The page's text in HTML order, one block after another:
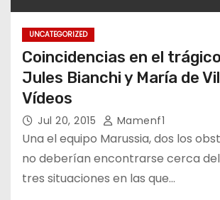
UNCATEGORIZED
Coincidencias en el
Jules Bianchi y María de
Vídeos
Jul 20, 2015 Mamenf1
Una el equipo Marussia, dos los
no deberían encontrarse cerca
tres situaciones en las que…